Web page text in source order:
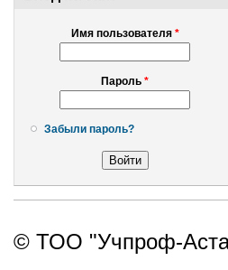
Имя пользователя *
Пароль *
Забыли пароль?
© ТОО "Учпроф-